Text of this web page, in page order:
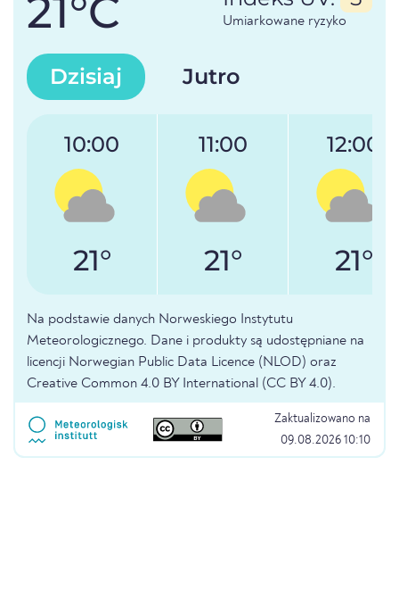
21°C Umiarkowane ryzyko
Dzisiaj Jutro
10:00
21°
11:00
21°
12:00
21°
Na podstawie danych Norweskiego Instytutu
Meteorologicznego. Dane i produkty są udostępniane na
licencji Norwegian Public Data Licence (NLOD) oraz
Creative Common 4.0 BY International (CC BY 4.0).
Zaktualizowano na
09.08.2026 10:10